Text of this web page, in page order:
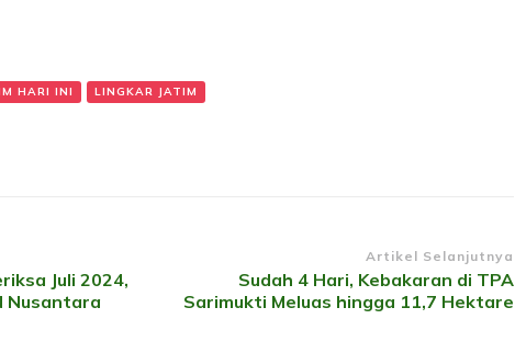
HARI INI LINGKAR JATIM
Juli 2024,
Nusantara
Artikel Selanjutnya
Sudah 4 Hari, Kebakaran di TPA
Sarimukti Meluas hingga 11,7 Hektare